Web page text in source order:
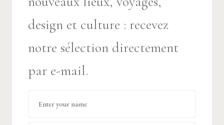
design et culture : recevez
notre sélection directement
par e-mail.